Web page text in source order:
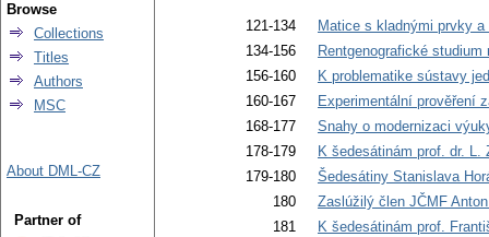
121-134
Matice s kladnými prvky
134-156
Rentgenografické
156-160
K problematike sústavy
160-167
Experimentální prověření
168-177
Snahy o modernizaci
178-179
K šedesátinám prof. dr. L.
179-180
Šedesátiny Stanislava
180
Zaslúžilý člen JČMF
181
K šedesátinám prof.
Browse
Collections
Titles
Authors
MSC
About DML-CZ
Partner of